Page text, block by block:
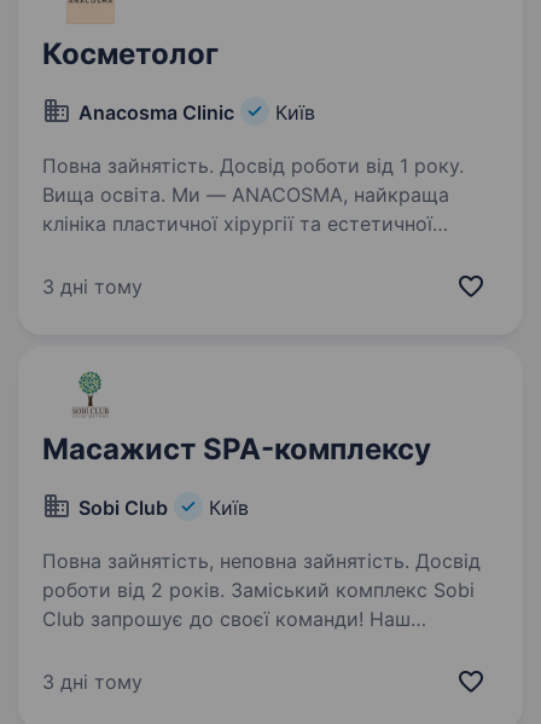
Косметолог
Anacosma Clinic Київ
Повна зайнятість. Досвід роботи від 1 року.
Вища освіта. Ми — ANACOSMA, найкраща
клініка пластичної хірургії та естетичної
обирають нас за перфективний сервіс
3 дні тому
Масажист SPA-комплексу
Sobi Сlub Київ
Повна зайнятість, неповна зайнятість. Досвід
роботи від 2 років. Заміський комплекс Sobi
Club запрошує до своєї команди! Наш
у Вишгородському районі 15 хв. від Києва, у
3 дні тому